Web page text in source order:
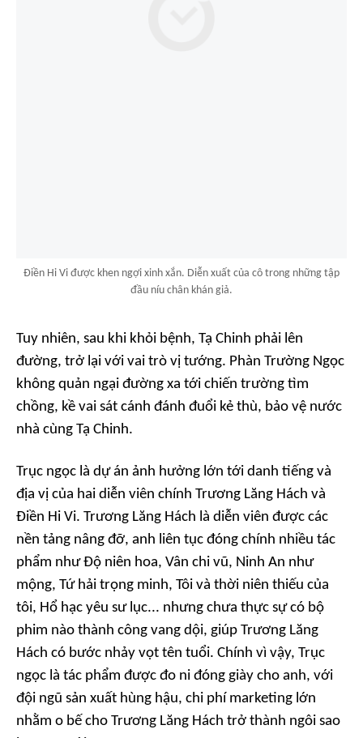
Điền Hi Vi được khen ngợi xinh xắn. Diễn xuất của cô trong những tập
đầu níu chân khán giả.
Tuy nhiên, sau khi khỏi bệnh, Tạ Chinh phải lên
đường, trở lại với vai trò vị tướng. Phàn Trường Ngọc
không quản ngại đường xa tới chiến trường tìm
chồng, kề vai sát cánh đánh đuổi kẻ thù, bảo vệ nước
nhà cùng Tạ Chinh.
Trục ngọc là dự án ảnh hưởng lớn tới danh tiếng và
địa vị của hai diễn viên chính Trương Lăng Hách và
Điền Hi Vi. Trương Lăng Hách là diễn viên được các
nền tảng nâng đỡ, anh liên tục đóng chính nhiều tác
phẩm nhưĐộ niên hoa, Vân chi vũ, Ninh An như
mộng, Tứ hải trọng minh, Tôi và thời niên thiếu của
tôi, Hổ hạc yêu sư lục... nhưng chưa thực sự có bộ
phim nào thành công vang dội, giúp Trương Lăng
Hách có bước nhảy vọt tên tuổi. Chính vì vậy, Trục
ngọc là tác phẩm được đo ni đóng giày cho anh, với
đội ngũ sản xuất hùng hậu, chi phí marketing lớn
nhằm o bế cho Trương Lăng Hách trở thành ngôi sao